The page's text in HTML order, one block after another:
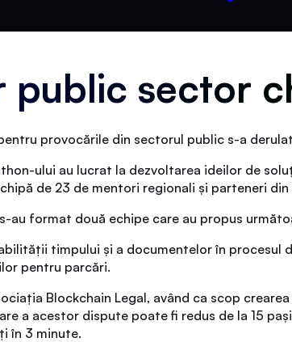
sector
provocările din sectorul public s-a
ului au lucrat la dezvoltarea ideilor de
de 23 de mentori regionali și parteneri
format două echipe care au propus
timpului și a documentelor în procesul
pentru parcări.
Blockchain Legal, având ca scop
a acestor dispute poate fi redus de la 15
în 3 minute.